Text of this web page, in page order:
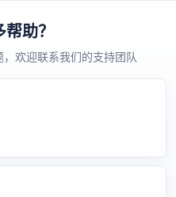
助？
欢迎联系我们的支持团队